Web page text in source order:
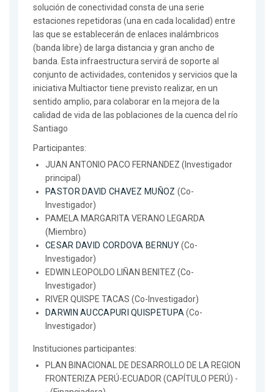
solución de conectividad consta de una serie
estaciones repetidoras (una en cada localidad) entre
las que se establecerán de enlaces inalámbricos
(banda libre) de larga distancia y gran ancho de
banda. Esta infraestructura servirá de soporte al
conjunto de actividades, contenidos y servicios que la
iniciativa Multiactor tiene previsto realizar, en un
sentido amplio, para colaborar en la mejora de la
calidad de vida de las poblaciones de la cuenca del río
Santiago
Participantes:
JUAN ANTONIO PACO FERNANDEZ (Investigador
principal)
PASTOR DAVID CHAVEZ MUÑOZ (Co-
Investigador)
PAMELA MARGARITA VERANO LEGARDA
(Miembro)
CESAR DAVID CORDOVA BERNUY(Co-
Investigador)
EDWIN LEOPOLDO LIÑAN BENITEZ (Co-
Investigador)
RIVER QUISPE TACAS (Co-Investigador)
DARWIN AUCCAPURI QUISPETUPA(Co-
Investigador)
Instituciones participantes:
PLAN BINACIONAL DE DESARROLLO DE LA REGION
FRONTERIZA PERÚ-ECUADOR (CAPÍTULO PERÚ) -